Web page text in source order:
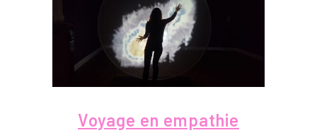
Voyage en empathie